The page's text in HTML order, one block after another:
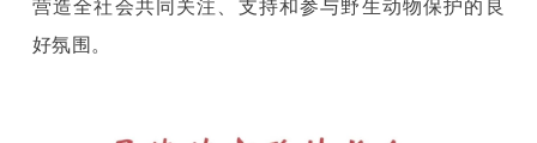
营造全社会共同关注、支持和参与野生动物保护的良
好氛围。